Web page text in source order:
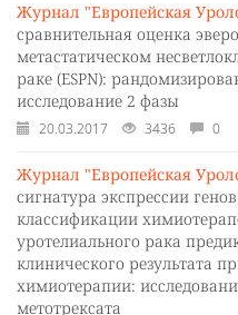
Журнал "Европейская
сравнительная оценка
метастатическом
раке (ESPN):
исследование 2 фазы
20.03.2017 3436 0
Журнал "Европейская
сигнатура экспрессии
классификации
уротелиального рака
клинического результата
химиотерапии:
метотрексата